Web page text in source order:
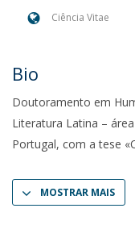
Ciência Vitae
Bio
Doutoramento em
Literatura Latina –
Portugal, com a tese
MOSTRAR MAIS